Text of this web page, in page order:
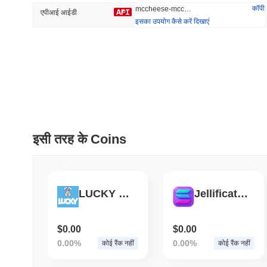
एपीआई आईडी
कॉपी
इसका उपयोग कैसे करें दिखाएं
इसी तरह के Coins
LUCKY STUDIOS
$0.00
0.00% कोई रैंक नहीं
Jellification
$0.00
0.00% कोई रैंक नहीं